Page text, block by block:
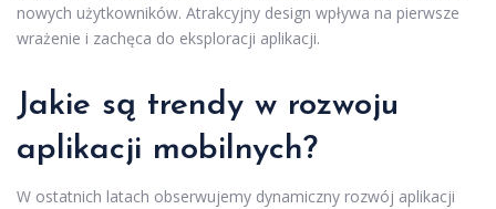
nowych użytkowników. Atrakcyjny design wpływa na pierwsze
wrażenie i zachęca do eksploracji aplikacji.
Jakie są trendy w rozwoju
aplikacji mobilnych?
W ostatnich latach obserwujemy dynamiczny rozwój aplikacji